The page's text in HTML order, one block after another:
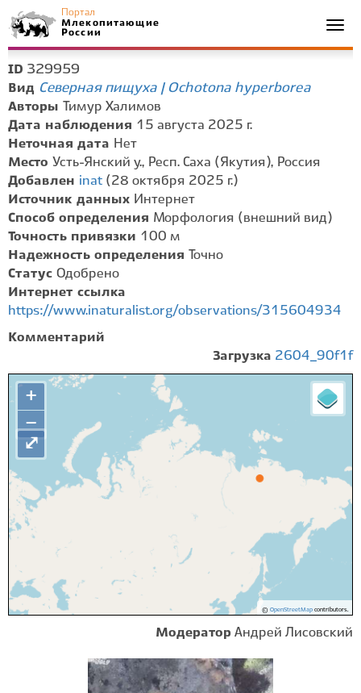
Портал
Млекопитающие
России
ID 329959
Вид Северная пищуха | Ochotona hyperborea
Авторы
Тимур Халимов
Дата наблюдения 15 августа 2025 г.
Неточная дата Нет
Место Усть-Янский у., Респ. Саха (Якутия), Россия
Добавлен inat (28 октября 2025 г.)
Источник данных Интернет
Способ определения Морфология (внешний вид)
Точность привязки 100 м
Надежность определения
Точно
Статус Одобрено
Интернет ссылка
https://www.inaturalist.org/observations/315604934
Комментарий
Загрузка 2604_90f1f
+
−
© OpenStreetMapcontributors.
⤢
Модератор Андрей Лисовский